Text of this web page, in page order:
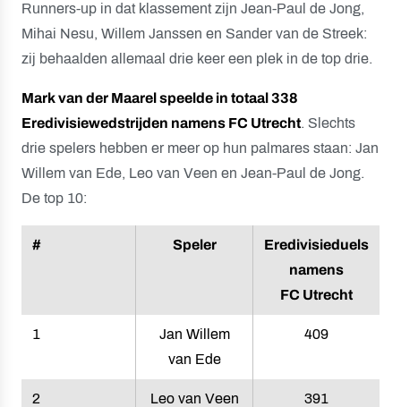
Runners-up in dat klassement zijn Jean-Paul de Jong,
Mihai Nesu, Willem Janssen en Sander van de Streek:
zij behaalden allemaal drie keer een plek in de top drie.
Mark van der Maarel speelde in totaal 338
Eredivisiewedstrijden namens FC Utrecht. Slechts
drie spelers hebben er meer op hun palmares staan: Jan
Willem van Ede, Leo van Veen en Jean-Paul de Jong.
De top 10:
# Speler
Eredivisieduels
namens
FC Utrecht
1
Jan Willem
van Ede
409
2 Leo van Veen 391